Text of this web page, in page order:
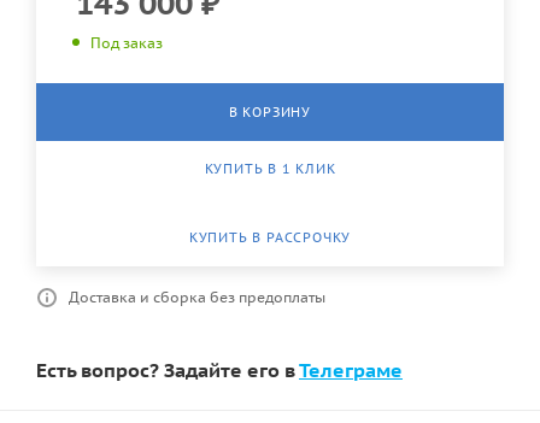
Под заказ
В КОРЗИНУ
КУПИТЬ В 1 КЛИК
КУПИТЬ В РАССРОЧКУ
Доставка и сборка без предоплаты
Есть вопрос? Задайте его вТелеграме